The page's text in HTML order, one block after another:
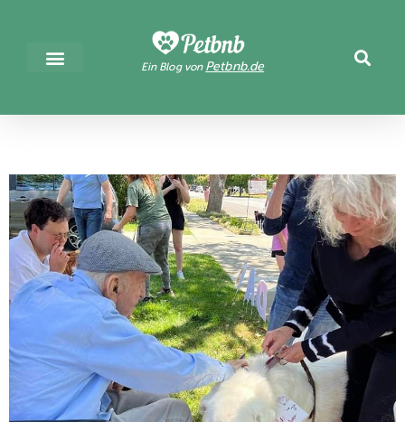
Ein Blog von Petbnb.de